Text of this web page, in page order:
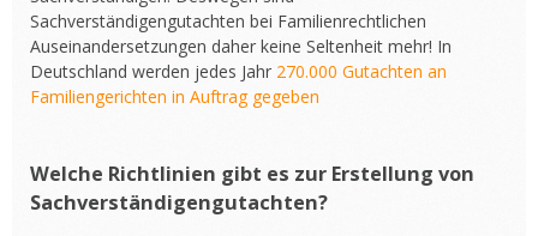
Sachverständigengutachten bei Familienrechtlichen
Auseinandersetzungen daher keine Seltenheit mehr! In
Deutschland werden jedes Jahr 270.000 Gutachten an
Familiengerichten in Auftrag gegeben
Welche Richtlinien gibt es zur Erstellung von
Sachverständigengutachten?